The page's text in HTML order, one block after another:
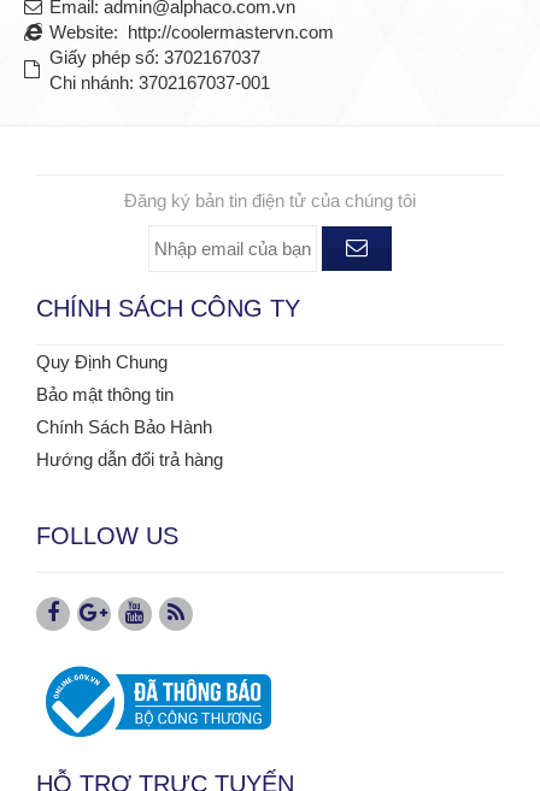
Email: admin@alphaco.com.vn
Website: http://coolermastervn.com
Giấy phép số: 3702167037
Chi nhánh: 3702167037-001
Đăng ký bản tin điện tử của chúng tôi
CHÍNH SÁCH CÔNG TY
Quy Định Chung
Bảo mật thông tin
Chính Sách Bảo Hành
Hướng dẫn đổi trả hàng
FOLLOW US
HỖ TRỢ TRỰC TUYẾN